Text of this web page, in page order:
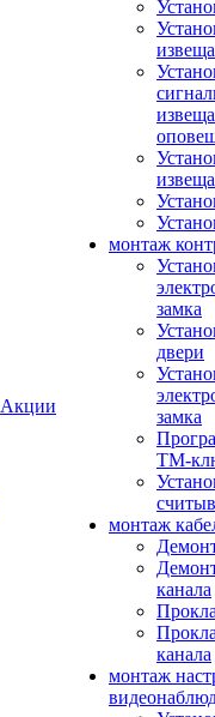
Акции
монтаж
замка
двери
замка
ТМ-
монтаж
канала
канала
монтаж